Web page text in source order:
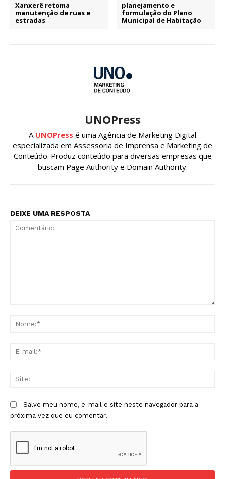
Xanxerê retoma
manutenção de ruas e
estradas
planejamento e
formulação do Plano
Municipal de Habitação
UNOPress
A UNOPress é uma Agência de Marketing Digital
especializada em Assessoria de Imprensa e Marketing de
Conteúdo. Produz conteúdo para diversas empresas que
buscam Page Authority e Domain Authority.
DEIXE UMA RESPOSTA
Salve meu nome, e-mail e site neste navegador para a
próxima vez que eu comentar.